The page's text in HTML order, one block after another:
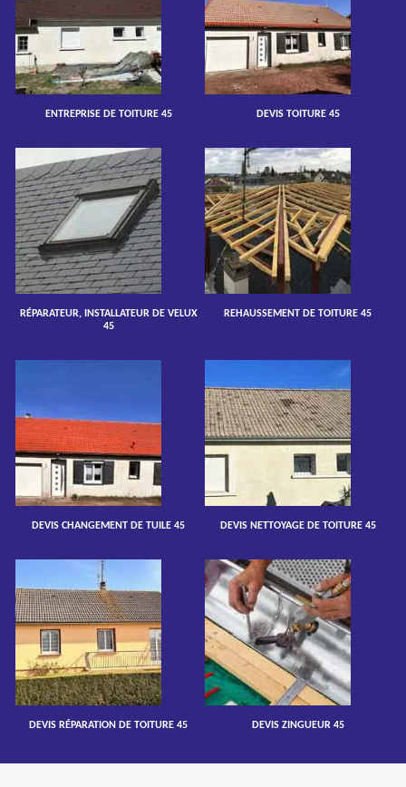
ENTREPRISE DE TOITURE 45 DEVIS TOITURE 45
RÉPARATEUR, INSTALLATEUR DE VELUX
45
REHAUSSEMENT DE TOITURE 45
DEVIS CHANGEMENT DE TUILE 45 DEVIS NETTOYAGE DE TOITURE 45
DEVIS RÉPARATION DE TOITURE 45 DEVIS ZINGUEUR 45